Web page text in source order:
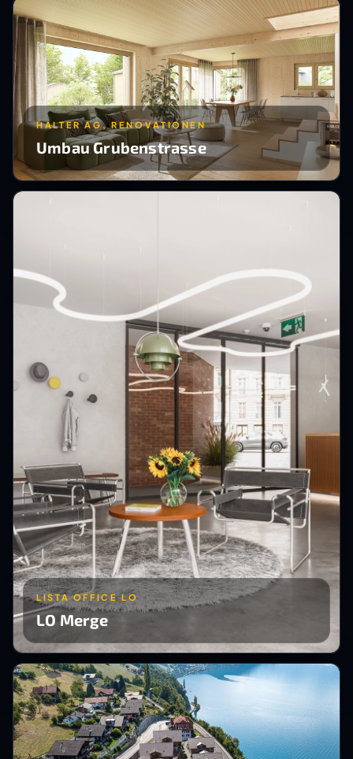
HALTER AG, RENOVATIONEN
Umbau Grubenstrasse
LISTA OFFICE LO
LO Merge